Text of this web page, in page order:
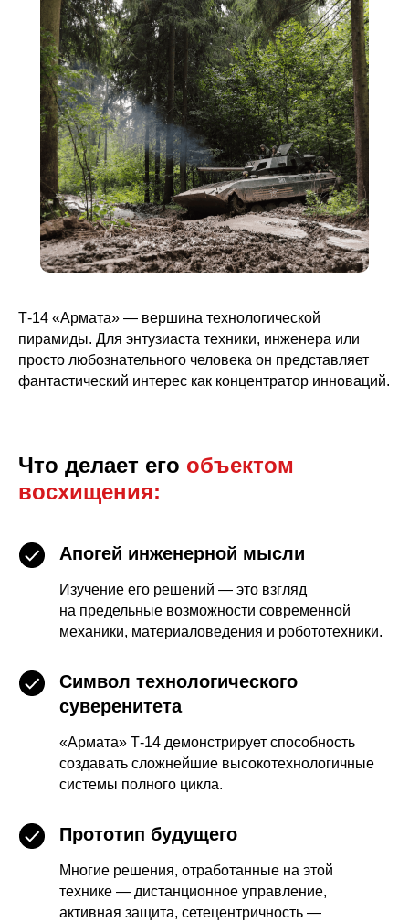
Т-14 «Армата» — вершина технологической
пирамиды. Для энтузиаста техники, инженера или
просто любознательного человека он представляет
фантастический интерес как концентратор инноваций.
Что делает его объектом
восхищения:
Апогей инженерной мысли
Изучение его решений — это взгляд
на предельные возможности современной
механики, материаловедения и робототехники.
Символ технологического
суверенитета
«Армата» Т-14 демонстрирует способность
создавать сложнейшие высокотехнологичные
системы полного цикла.
Прототип будущего
Многие решения, отработанные на этой
технике — дистанционное управление,
активная защита, сетецентричность —